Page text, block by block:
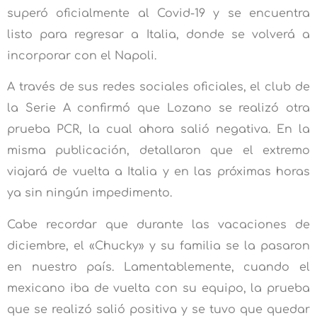
superó oficialmente al Covid-19 y se encuentra
listo para regresar a Italia, donde se volverá a
incorporar con el Napoli.
A través de sus redes sociales oficiales, el club de
la Serie A confirmó que Lozano se realizó otra
prueba PCR, la cual ahora salió negativa. En la
misma publicación, detallaron que el extremo
viajará de vuelta a Italia y en las próximas horas
ya sin ningún impedimento.
Cabe recordar que durante las vacaciones de
diciembre, el «Chucky» y su familia se la pasaron
en nuestro país. Lamentablemente, cuando el
mexicano iba de vuelta con su equipo, la prueba
que se realizó salió positiva y se tuvo que quedar